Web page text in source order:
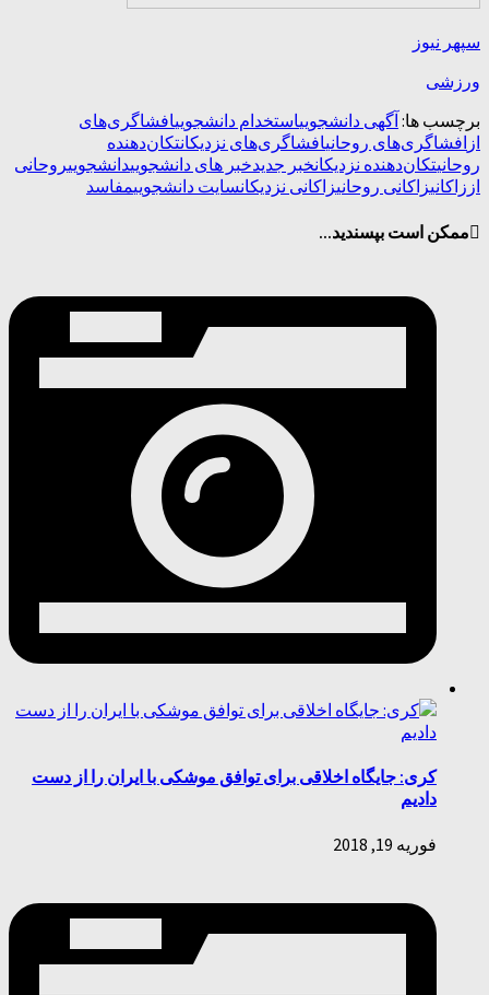
سپهر نیوز
ورزشی
برچسب ها: آگهی دانشجوییاستخدام دانشجوییافشاگری‌های
از افشاگری‌های روحانیافشاگری‌های نزدیکانتکان‌دهنده
روحانیتکان‌دهنده نزدیکانخبر جدیدخبر های دانشجوییدانشجوییروحانی
از زاکانیزاکانی روحانیزاکانی نزدیکانسایت دانشجوییمفاسد
ممکن است بپسندید...
کری: جایگاه اخلاقی برای توافق موشکی با ایران را از دست
دادیم
فوریه 19, 2018